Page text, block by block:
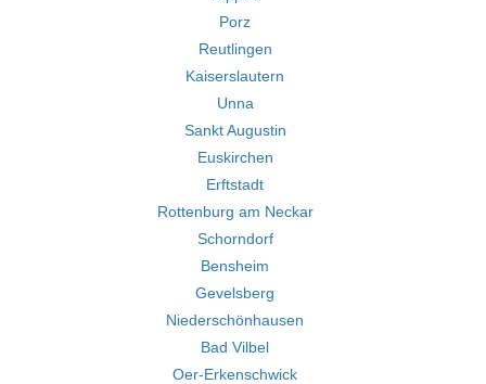
Porz
Reutlingen
Kaiserslautern
Unna
Sankt Augustin
Euskirchen
Erftstadt
Rottenburg am Neckar
Schorndorf
Bensheim
Gevelsberg
Niederschönhausen
Bad Vilbel
Oer-Erkenschwick